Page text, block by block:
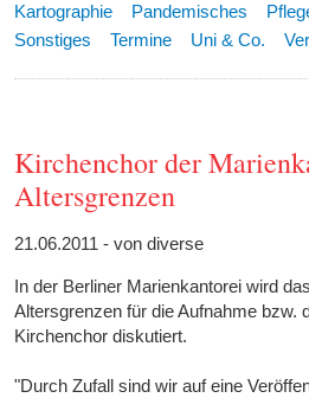
Kartographie
Pandemisches
Sonstiges
Termine Uni & Co.
Kirchenchor der
Altersgrenzen
21.06.2011 - von diverse
In der Berliner Marienkantorei wird
Altersgrenzen für die Aufnahme bzw.
Kirchenchor diskutiert.
"Durch Zufall sind wir auf eine